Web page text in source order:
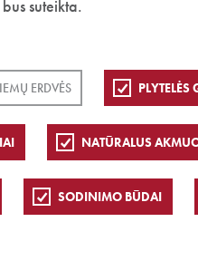
suteikta.
ERDVĖS
NATŪRALUS
SODINIMO BŪDAI